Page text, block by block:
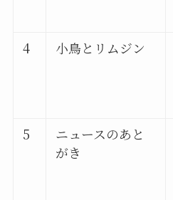
4 小鳥とリムジン
5
ニュースのあと
がき